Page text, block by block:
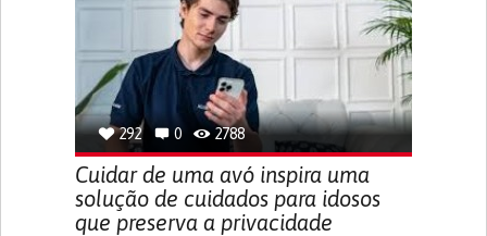
ALLEVIATING ALLERGIES
PREVENTING (VACCINATION, PROTECTION, FALLS,
RESEARCH/MAPPING)
CAREGIVING SUPPORT
IMMUNO-ALLERGOLOGY
SPAIN
292 0 2788
Cuidar de uma avó inspira uma
solução de cuidados para idosos
que preserva a privacidade